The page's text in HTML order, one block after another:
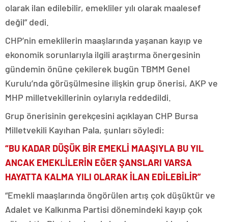
olarak ilan edilebilir, emekliler yılı olarak maalesef
değil” dedi.
CHP’nin emeklilerin maaşlarında yaşanan kayıp ve
ekonomik sorunlarıyla ilgili araştırma önergesinin
gündemin önüne çekilerek bugün TBMM Genel
Kurulu’nda görüşülmesine ilişkin grup önerisi, AKP ve
MHP milletvekillerinin oylarıyla reddedildi.
Grup önerisinin gerekçesini açıklayan CHP Bursa
Milletvekili Kayıhan Pala, şunları söyledi:
“BU KADAR DÜŞÜK BİR EMEKLİ MAAŞIYLA BU YIL
ANCAK EMEKLİLERİN EĞER ŞANSLARI VARSA
HAYATTA KALMA YILI OLARAK İLAN EDİLEBİLİR”
“Emekli maaşlarında öngörülen artış çok düşüktür ve
Adalet ve Kalkınma Partisi dönemindeki kayıp çok